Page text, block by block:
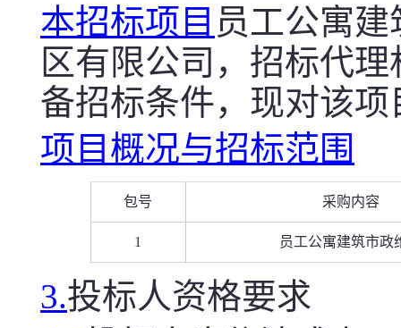
本招标项目 员工公寓
区有限公司，招标代
备招标条件，现对该
项目概况与招标范围
包号 采购内容
1 员工公寓建筑市政
3.投标人资格要求